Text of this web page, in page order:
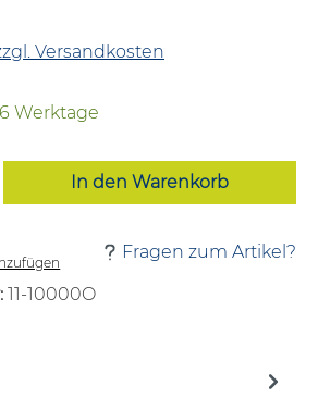
Versandkosten
Werktage
Gib den
In den Warenkorb
Fragen zum Artikel?
11-10000O